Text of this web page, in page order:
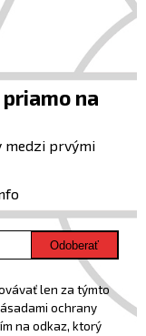
na
medzi prvými
Odoberať
len za týmto
ochrany
na odkaz, ktorý